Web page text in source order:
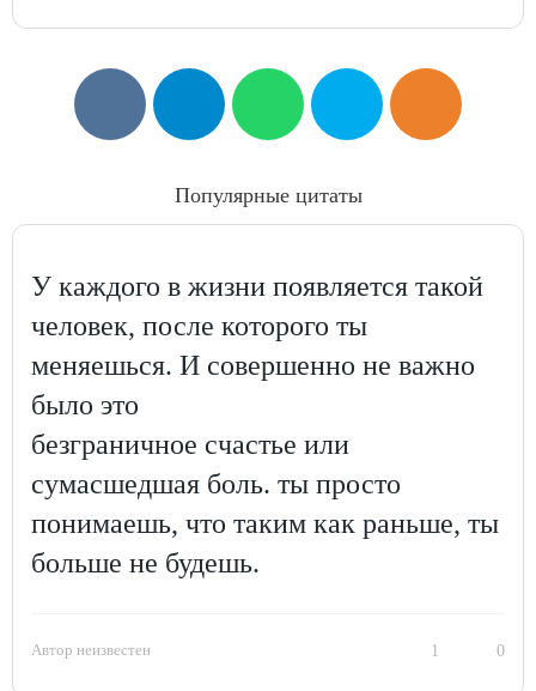
Популярные цитаты
У каждого в жизни появляется такой
человек, после которого ты
меняешься. И совершенно не важно
было это
безграничное счастье или
сумасшедшая боль. ты просто
понимаешь, что таким как раньше, ты
больше не будешь.
Автор неизвестен 1 0